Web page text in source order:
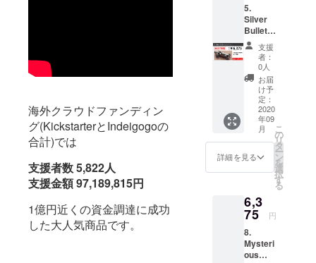
海外クラウドファンディン
グ(KickstarterとIndeigogoの
合計)では
支援者数 5,822人
支援金額 97,189,815円
1億円近くの資金調達に成功
した大人気商品です。
5.
Silver
Bullet【
BOOST
ER割
15%OF
F】 一
般販売
予定価
7,500円
(税込)の
15%OF
F 6,375
円(税込)
支援
者：
0人
お届
け予
定：
2020
年09
月
詳細を見る
こ
の
リ
タ
ー
ン
を
選
択
す
る
6,3
75 円
8.
Mysteri
ous